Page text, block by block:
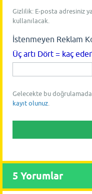
Gizlilik: E-posta adresiniz
kullanılacak.
İstenmeyen Reklam
Üç artı Dört = kaç
Gelecekte bu
kayıt olunuz.
5 Yorumlar